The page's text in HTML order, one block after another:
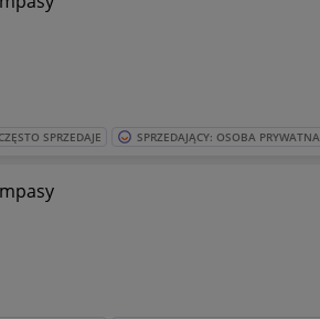
SPRZEDAJE SPRZEDAJĄCY: OSOBA PRYWATNA